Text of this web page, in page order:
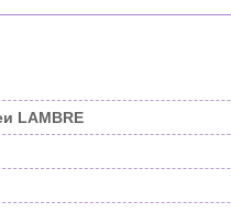
LAMBRE